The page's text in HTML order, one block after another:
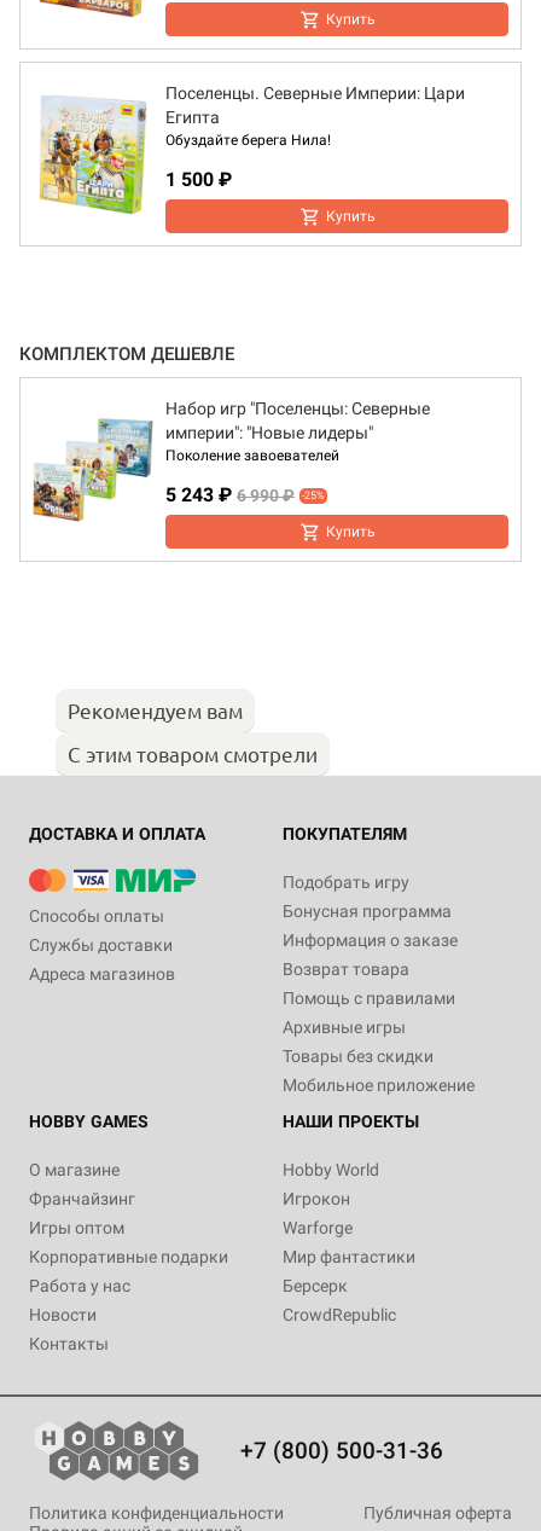
Купить
Поселенцы. Северные Империи: Цари
Египта
Обуздайте берега Нила!
1 500 ₽
Купить
КОМПЛЕКТОМ ДЕШЕВЛЕ
Набор игр "Поселенцы: Северные
империи": "Новые лидеры"
Поколение завоевателей
5 243 ₽ 6 990 ₽ -25%
Купить
Рекомендуем вам
С этим товаром смотрели
ДОСТАВКА И ОПЛАТА
Способы оплаты
Службы доставки
Адреса магазинов
ПОКУПАТЕЛЯМ
Подобрать игру
Бонусная программа
Информация о заказе
Возврат товара
Помощь с правилами
Архивные игры
Товары без скидки
Мобильное приложение
HOBBY GAMES
О магазине
Франчайзинг
Игры оптом
Корпоративные подарки
Работа у нас
Новости
Контакты
НАШИ ПРОЕКТЫ
Hobby World
Игрокон
Warforge
Мир фантастики
Берсерк
CrowdRepublic
+7 (800) 500-31-36
Политика конфиденциальности
Публичная оферта